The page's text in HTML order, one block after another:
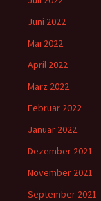
Juni 2022
Mai 2022
April 2022
März 2022
Februar 2022
Januar 2022
Dezember 2021
November 2021
September 2021